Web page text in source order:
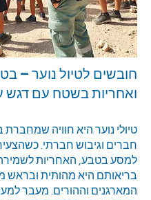
חובשים לטיול נוער –
ואחריות בשטח עם דגש
טיולי נוער היא חוויה שמחברת
חברים וגיבוש חברתי.
למסע בטבע, האחריות
בריאותם היא מהותית ובראש
המארגנים וההורים. מעבר